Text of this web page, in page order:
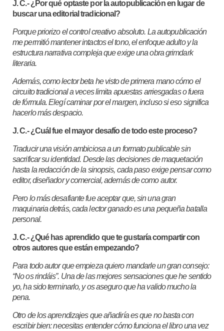
J. C.- ¿Por qué optaste por la autopublicación en lugar de
buscar una editorial tradicional?
Porque priorizo el control creativo absoluto. La autopublicación
me permitió mantener intactos el tono, el enfoque adulto y la
estructura narrativa compleja que exige una obra grimdark
literaria.
Además, como lector beta he visto de primera mano cómo el
circuito tradicional a veces limita apuestas arriesgadas o fuera
de fórmula. Elegí caminar por el margen, incluso si eso significa
hacerlo más despacio.
J. C.- ¿Cuál fue el mayor desafío de todo este proceso?
Traducir una visión ambiciosa a un formato publicable sin
sacrificar su identidad. Desde las decisiones de maquetación
hasta la redacción de la sinopsis, cada paso exige pensar como
editor, diseñador y comercial, además de como autor.
Pero lo más desafiante fue aceptar que, sin una gran
maquinaria detrás, cada lector ganado es una pequeña batalla
personal.
J. C.- ¿Qué has aprendido que te gustaría compartir con
otros autores que están empezando?
Para todo autor que empieza quiero mandarle un gran consejo:
“No os rindáis”. Una de las mejores sensaciones que he sentido
yo, ha sido terminarlo, y os aseguro que ha valido mucho la
pena.
Otro de los aprendizajes que añadiría es que no basta con
escribir bien: necesitas entender cómo funciona el libro una vez